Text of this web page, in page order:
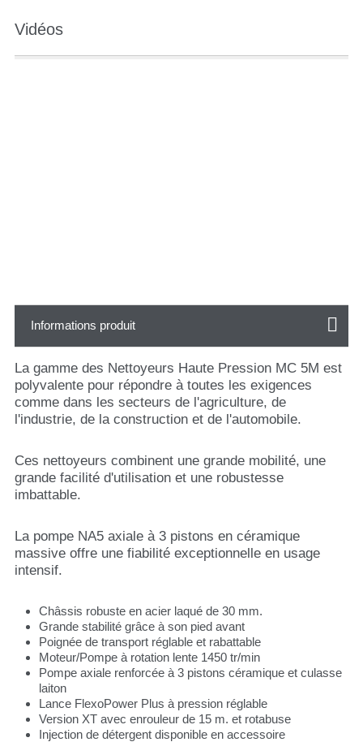
Vidéos
Informations produit
La gamme des Nettoyeurs Haute Pression MC 5M est
polyvalente pour répondre à toutes les exigences
comme dans les secteurs de l'agriculture, de
l'industrie, de la construction et de l'automobile.
Ces nettoyeurs combinent une grande mobilité, une
grande facilité d'utilisation et une robustesse
imbattable.
La pompe NA5 axiale à 3 pistons en céramique
massive offre une fiabilité exceptionnelle en usage
intensif.
Châssis robuste en acier laqué de 30 mm.
Grande stabilité grâce à son pied avant
Poignée de transport réglable et rabattable
Moteur/Pompe à rotation lente 1450 tr/min
Pompe axiale renforcée à 3 pistons céramique et culasse
laiton
Lance FlexoPower Plus à pression réglable
Version XT avec enrouleur de 15 m. et rotabuse
Injection de détergent disponible en accessoire